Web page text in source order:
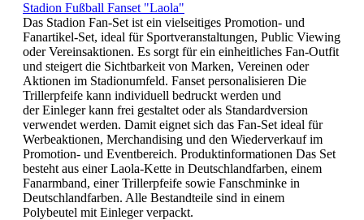
Stadion Fußball Fanset "Laola"
Das Stadion Fan-Set ist ein vielseitiges Promotion- und
Fanartikel-Set, ideal für Sportveranstaltungen, Public Viewing
oder Vereinsaktionen. Es sorgt für ein einheitliches Fan-Outfit
und steigert die Sichtbarkeit von Marken, Vereinen oder
Aktionen im Stadionumfeld. Fanset personalisieren Die
Trillerpfeife kann individuell bedruckt werden und
der Einleger kann frei gestaltet oder als Standardversion
verwendet werden. Damit eignet sich das Fan-Set ideal für
Werbeaktionen, Merchandising und den Wiederverkauf im
Promotion- und Eventbereich. Produktinformationen Das Set
besteht aus einer Laola-Kette in Deutschlandfarben, einem
Fanarmband, einer Trillerpfeife sowie Fanschminke in
Deutschlandfarben. Alle Bestandteile sind in einem
Polybeutel mit Einleger verpackt.